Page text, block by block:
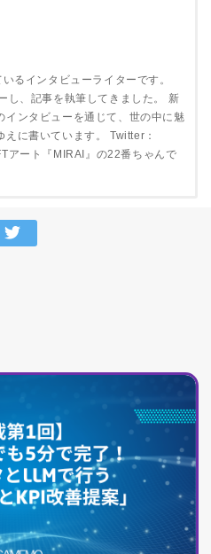
るインタビューライターです。
し、記事を執筆してきました。 新
インタビューを通じて、世の中に魅
に書いています。 Twitter：
アート『MIRAI』の22番ちゃんで